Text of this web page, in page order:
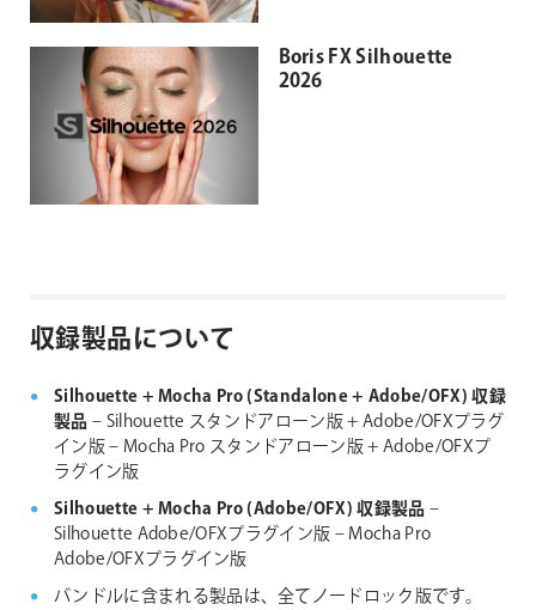
Boris FX Silhouette
2026
収録製品について
Silhouette + Mocha Pro (Standalone + Adobe/OFX) 収録
製品 – Silhouette スタンドアローン版 + Adobe/OFXプラグ
イン版– Mocha Pro スタンドアローン版 + Adobe/OFXプ
ラグイン版
Silhouette + Mocha Pro (Adobe/OFX) 収録製品 –
Silhouette Adobe/OFXプラグイン版 – Mocha Pro
Adobe/OFXプラグイン版
バンドルに含まれる製品は、全てノードロック版です。